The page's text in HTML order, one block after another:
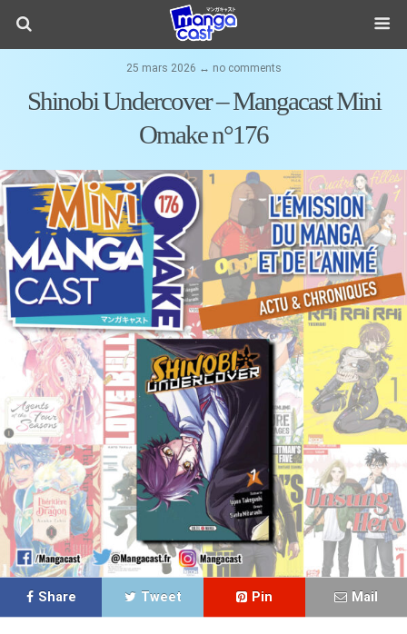
25 mars 2026 ↔ no comments
Shinobi Undercover – Mangacast Mini
Omake n°176
Share Tweet Pin Mail